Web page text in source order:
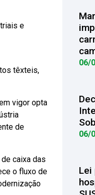
e
têxteis,
vigor opta
de
caixa das
o fluxo de
06/
06/
Lei